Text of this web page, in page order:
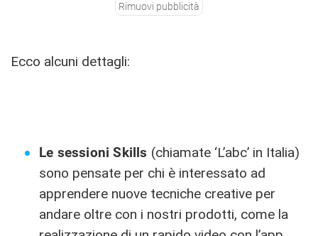
Rimuovi pubblicità
Ecco alcuni dettagli:
Le sessioni Skills (chiamate ‘L’abc’ in Italia)
sono pensate per chi è interessato ad
apprendere nuove tecniche creative per
andare oltre con i nostri prodotti, come la